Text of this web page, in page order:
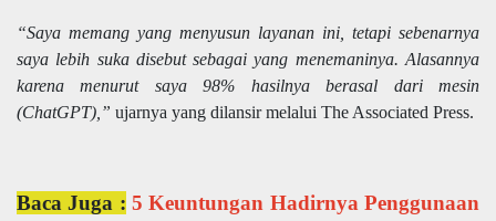
“Saya memang yang menyusun layanan ini, tetapi sebenarnya
saya lebih suka disebut sebagai yang menemaninya. Alasannya
karena menurut saya 98% hasilnya berasal dari mesin
(ChatGPT),” ujarnya yang dilansir melalui The Associated Press.
Baca Juga : 5 Keuntungan Hadirnya Penggunaan